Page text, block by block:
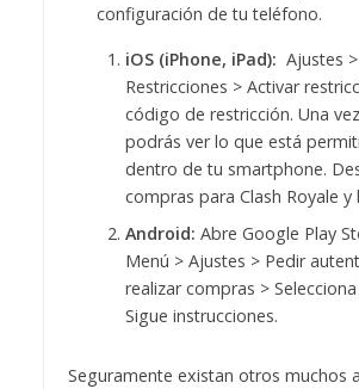
configuración de tu teléfono.
iOS (iPhone, iPad): Ajustes
Restricciones > Activar
código de restricción. Una
podrás ver lo que está
dentro de tu smartphone.
compras para Clash Royale y
Android: Abre Google Play
Menú > Ajustes > Pedir
realizar compras >
Sigue instrucciones.
Seguramente existan otros muchos